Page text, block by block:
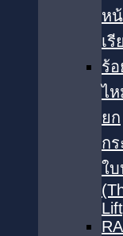
ห
เรี
ร้อ
ไ
ยก
ก
ใ